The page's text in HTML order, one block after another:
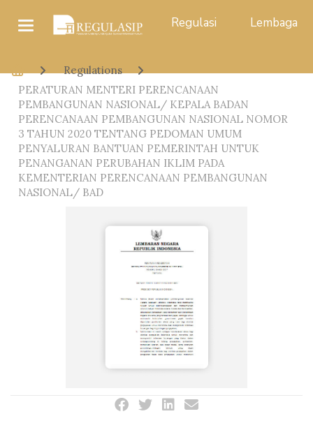
Regulasi Lembaga
Regulations
PERATURAN MENTERI PERENCANAAN
PEMBANGUNAN NASIONAL/ KEPALA BADAN
PERENCANAAN PEMBANGUNAN NASIONAL NOMOR
3 TAHUN 2020 TENTANG PEDOMAN UMUM
PENYALURAN BANTUAN PEMERINTAH UNTUK
PENANGANAN PERUBAHAN IKLIM PADA
KEMENTERIAN PERENCANAAN PEMBANGUNAN
NASIONAL/ BAD